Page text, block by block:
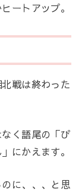
ートアップ。
戦は終わった
く語尾の「ぴ
にかえます。
に、、、と思